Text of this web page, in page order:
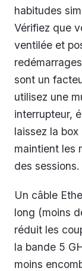
habitudes
Vérifiez que
ventilée et
sont un
utilisez une
interrupteur,
laissez la
maintient les
des sessions.
Un câble
long (moins
réduit les
la bande 5
moins